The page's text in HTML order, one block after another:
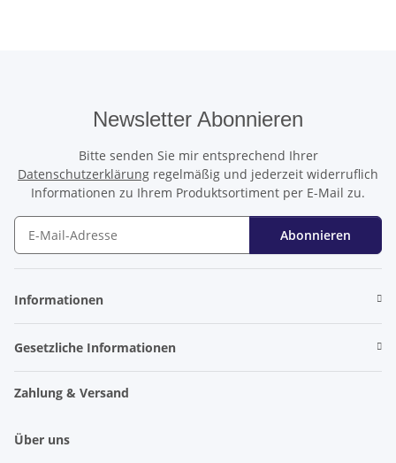
Newsletter Abonnieren
Bitte senden Sie mir entsprechend Ihrer
Datenschutzerklärung regelmäßig und jederzeit widerruflich
Informationen zu Ihrem Produktsortiment per E-Mail zu.
Abonnieren
Informationen
Gesetzliche Informationen
Zahlung & Versand
Über uns